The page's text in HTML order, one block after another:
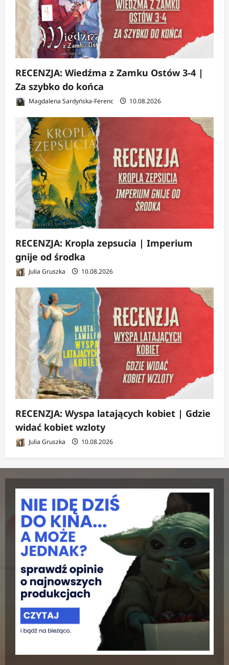
RECENZJA: Wiedźma z Zamku Ostów 3-4 |
Za szybko do końca
Magdalena Sardyńska-Ferenc 10.08.2026
RECENZJA: Kropla zepsucia | Imperium
gnije od środka
Julia Gruszka 10.08.2026
RECENZJA: Wyspa latających kobiet | Gdzie
widać kobiet wzloty
Julia Gruszka 10.08.2026